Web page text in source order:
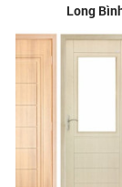
Long